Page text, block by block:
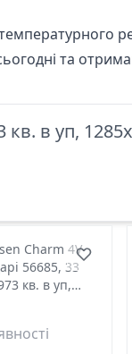
та
в уп,
Charm 4V
56685, 33